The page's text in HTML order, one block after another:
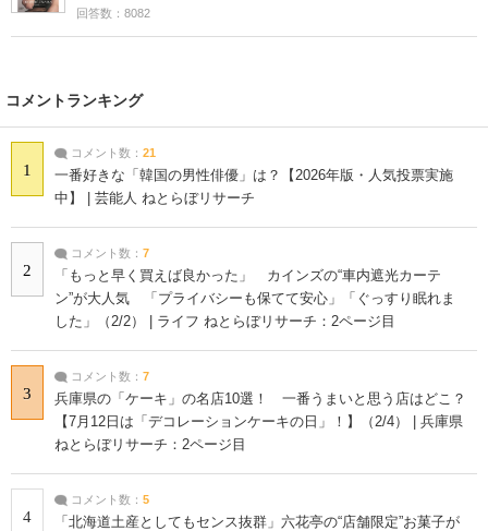
回答数：8082
コメントランキング
1
コメント数： 21
一番好きな「韓国の男性俳優」は？【2026年版・人気投票実施
中】 | 芸能人 ねとらぼリサーチ
2
コメント数： 7
「もっと早く買えば良かった」 カインズの“車内遮光カーテ
ン”が大人気 「プライバシーも保てて安心」「ぐっすり眠れま
した」（2/2） | ライフ ねとらぼリサーチ：2ページ目
3
コメント数： 7
兵庫県の「ケーキ」の名店10選！ 一番うまいと思う店はどこ？
【7月12日は「デコレーションケーキの日」！】（2/4） | 兵庫県
ねとらぼリサーチ：2ページ目
4
コメント数： 5
「北海道土産としてもセンス抜群」六花亭の“店舗限定”お菓子が